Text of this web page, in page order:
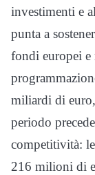
investimenti e
punta a
fondi europei
miliardi di
periodo
competitività: le
216 milioni di